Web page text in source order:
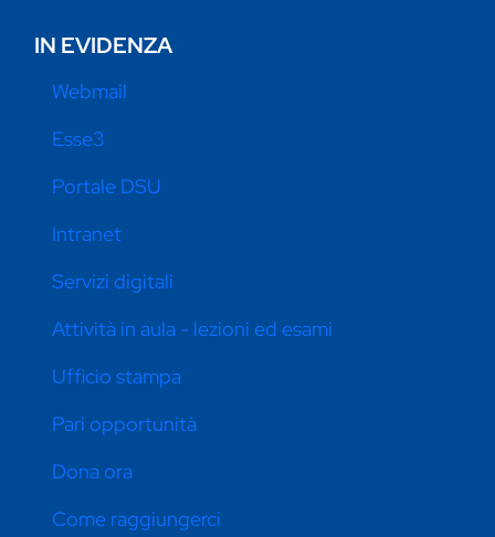
IN EVIDENZA
Webmail
Esse3
Portale DSU
Intranet
Servizi digitali
Attività in aula - lezioni ed esami
Ufficio stampa
Pari opportunità
Dona ora
Come raggiungerci